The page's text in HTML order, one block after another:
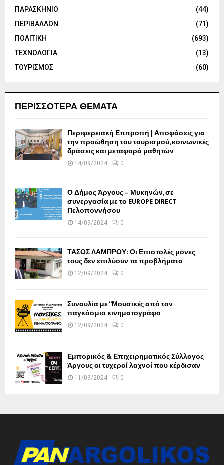
ΠΑΡΑΣΚΗΝΙΟ
(44)
ΠΕΡΙΒΑΛΛΟΝ
(71)
ΠΟΛΙΤΙΚΗ
(693)
ΤΕΧΝΟΛΟΓΙΑ
(13)
ΤΟΥΡΙΣΜΟΣ
(60)
ΠΕΡΙΣΣΟΤΕΡΑ ΘΕΜΑΤΑ
Περιφερειακή Επιτροπή | Αποφάσεις για
την προώθηση του τουρισμού, κοινωνικές
δράσεις και μεταφορά μαθητών
14/09/2024 0
Ο Δήμος Άργους – Μυκηνών, σε
συνεργασία με το EUROPE DIRECT
Πελοποννήσου
14/09/2024 0
ΤΑΣΟΣ ΛΑΜΠΡΟΥ: Οι Επιστολές μόνες
τους δεν επιλύουν τα προβλήματα
12/09/2024 0
Συναυλία με “Μουσικές από τον
παγκόσμιο κινηματογράφο
12/09/2024 0
Εμπορικός & Επιχειρηματικός Σύλλογος
Άργους οι τυχεροί λαχνοί που κέρδισαν
11/09/2024 0